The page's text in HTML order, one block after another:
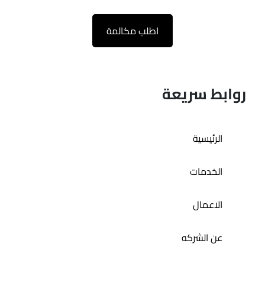
اطلب مكالمة
روابط سريعة
الرئيسية
الخدمات
الاعمال
عن الشركه